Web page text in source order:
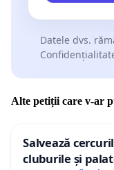
Datele dvs.
Alte petiții care v-ar
Salvează
cluburile și